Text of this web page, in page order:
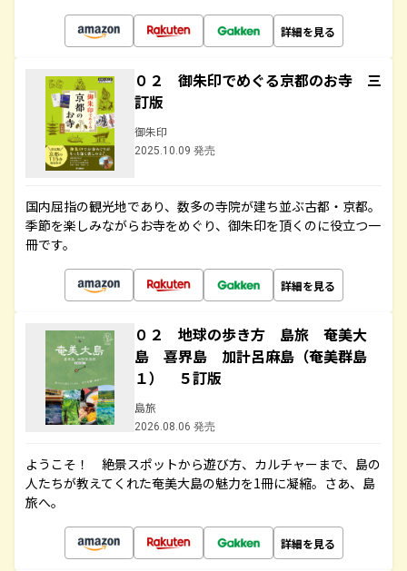
詳細を見る
０２ 御朱印でめぐる京都のお寺 三
訂版
御朱印
2025.10.09 発売
国内屈指の観光地であり、数多の寺院が建ち並ぶ古都・京都。
季節を楽しみながらお寺をめぐり、御朱印を頂くのに役立つ一
冊です。
詳細を見る
０２ 地球の歩き方 島旅 奄美大
島 喜界島 加計呂麻島（奄美群島
１） ５訂版
島旅
2026.08.06 発売
ようこそ！ 絶景スポットから遊び方、カルチャーまで、島の
人たちが教えてくれた奄美大島の魅力を1冊に凝縮。さあ、島
旅へ。
詳細を見る